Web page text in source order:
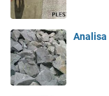
Analisa